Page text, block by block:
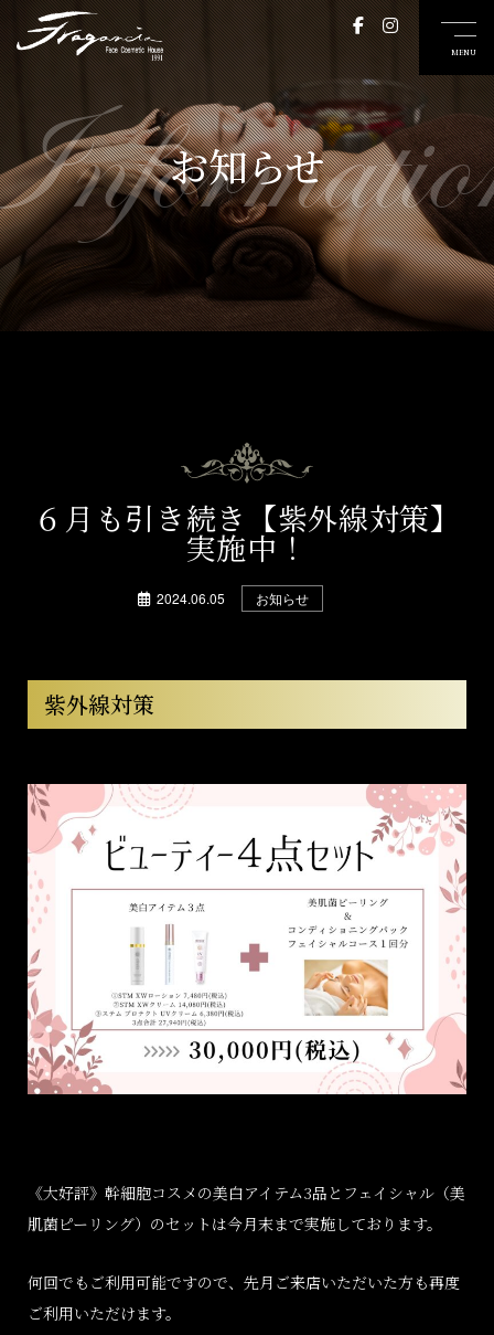
お知らせ
６月も引き続き【紫外線対策】
実施中！
2024.06.05 お知らせ
紫外線対策
《大好評》幹細胞コスメの美白アイテム3品とフェイシャル（美
肌菌ピーリング）のセットは今月末まで実施しております。
何回でもご利用可能ですので、先月ご来店いただいた方も再度
ご利用いただけます。